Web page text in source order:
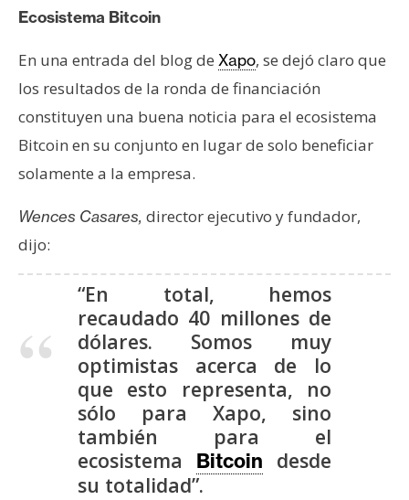
m
I
A
A
á
i
N
Ecosistema Bitcoin
En una entrada del blog de Xapo, se dejó claro que
los resultados de la ronda de financiación
constituyen una buena noticia para el ecosistema
Bitcoin en su conjunto en lugar de solo beneficiar
solamente a la empresa.
Wences Casares, director ejecutivo y fundador,
dijo:
“En total, hemos
recaudado 40 millones de
dólares. Somos muy
optimistas acerca de lo
que esto representa, no
sólo para Xapo, sino
también para el
ecosistema Bitcoin desde
su totalidad”.